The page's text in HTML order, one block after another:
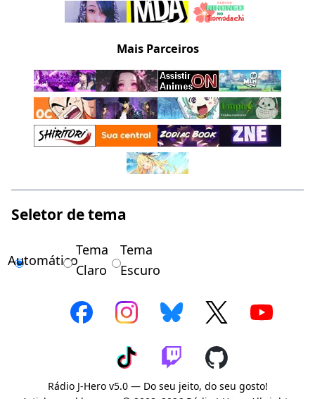
Mais Parceiros
Seletor de tema
Automático
Tema
Claro
Tema
Escuro
Rádio J-Hero v5.0 — Do seu jeito, do seu gosto!